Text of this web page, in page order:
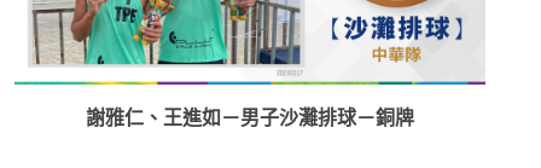
謝雅仁、王進如－男子沙灘排球－銅牌